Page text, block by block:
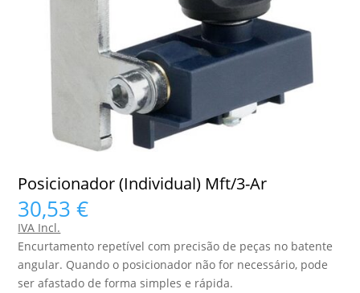
Posicionador (Individual) Mft/3-Ar
30,53€
IVA Incl.
Encurtamento repetível com precisão de peças no batente
angular. Quando o posicionador não for necessário, pode
ser afastado de forma simples e rápida.